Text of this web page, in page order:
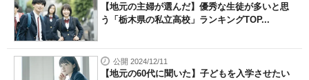
【地元の主婦が選んだ】優秀な生徒が多いと思
う「栃木県の私立高校」ランキングTOP...
公開 2024/12/11
【地元の60代に聞いた】子どもを入学させたい